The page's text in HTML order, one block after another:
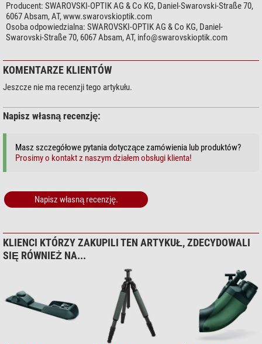
Producent: SWAROVSKI-OPTIK AG & Co KG, Daniel-Swarovski-Straße 70,
6067 Absam, AT, www.swarovskioptik.com
Osoba odpowiedzialna: SWAROVSKI-OPTIK AG & Co KG, Daniel-
Swarovski-Straße 70, 6067 Absam, AT, info@swarovskioptik.com
KOMENTARZE KLIENTÓW
Jeszcze nie ma recenzji tego artykułu.
Napisz własną recenzję:
Masz szczegółowe pytania dotyczące zamówienia lub produktów?
Prosimy o kontakt z naszym działem obsługi klienta!
Napisz własną recenzję.
KLIENCI KTÓRZY ZAKUPILI TEN ARTYKUŁ, ZDECYDOWALI
SIĘ RÓWNIEŻ NA...